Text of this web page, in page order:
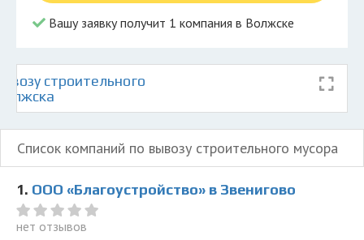
Вашу заявку получит 1 компания в Волжске
строительного
Список компаний по вывозу строительного мусора
1. ООО «Благоустройство» в Звенигово
нет отзывов